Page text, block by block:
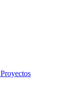
Proyectos